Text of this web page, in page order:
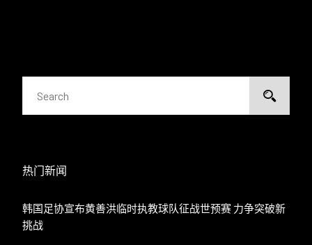
热门新闻
韩国足协宣布黄善洪临时执教球队征战世预赛 力争突破新
挑战